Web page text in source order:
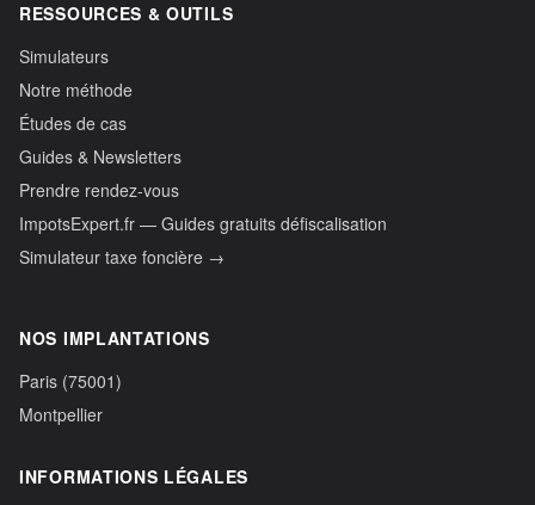
RESSOURCES & OUTILS
Simulateurs
Notre méthode
Études de cas
Guides & Newsletters
Prendre rendez-vous
ImpotsExpert.fr — Guides gratuits défiscalisation
Simulateur taxe foncière →
NOS IMPLANTATIONS
Paris (75001)
Montpellier
INFORMATIONS LÉGALES